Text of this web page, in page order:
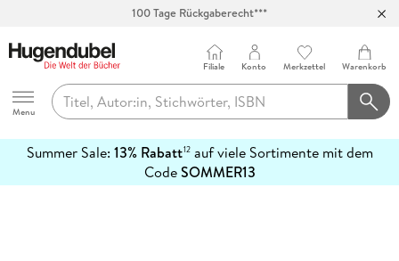
100 Tage Rückgaberecht***
Hugendubel
Menu
Filiale Konto Merkzettel Warenkorb
Summer Sale: 13% Rabatt12auf viele Sortimente mit dem
CodeSOMMER13
erfahren